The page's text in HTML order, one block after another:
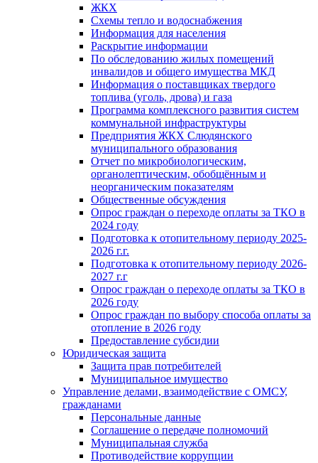
ЖКХ
Схемы тепло и водоснабжения
Информация для населения
Раскрытие информации
По обследованию жилых помещений
инвалидов и общего имущества МКД
Информация о поставщиках твердого
топлива (уголь, дрова) и газа
Программа комплексного развития систем
коммунальной инфраструктуры
Предприятия ЖКХ Слюдянского
муниципального образования
Отчет по микробиологическим,
органолептическим, обобщённым и
неорганическим показателям
Общественные обсуждения
Опрос граждан о переходе оплаты за ТКО в
2024 году
Подготовка к отопительному периоду 2025-
2026 г.г.
Подготовка к отопительному периоду 2026-
2027 г.г
Опрос граждан о переходе оплаты за ТКО в
2026 году
Опрос граждан по выбору способа оплаты за
отопление в 2026 году
Предоставление субсидии
Юридическая защита
Защита прав потребителей
Муниципальное имущество
Управление делами, взаимодействие с ОМСУ,
гражданами
Персональные данные
Соглашение о передаче полномочий
Муниципальная служба
Противодействие коррупции